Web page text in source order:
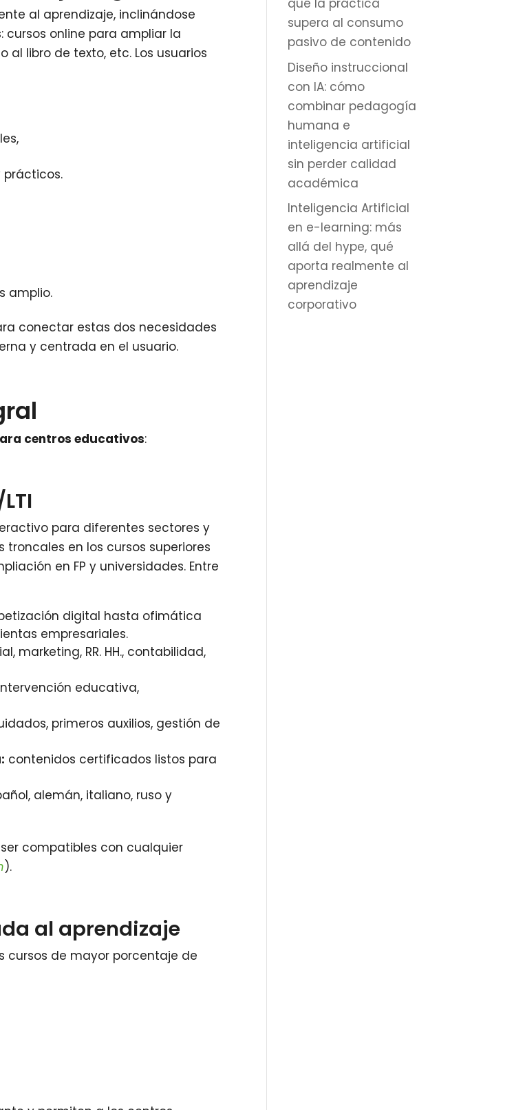
al aprendizaje, inclinándose
online para ampliar la
libro de texto, etc. Los usuarios
amplio.
conectar estas dos necesidades
y centrada en el usuario.
centros educativos:
para diferentes sectores y
en los cursos superiores
en FP y universidades. Entre
digital hasta ofimática
empresariales.
marketing, RR. HH., contabilidad,
educativa,
primeros auxilios, gestión de
contenidos certificados listos para
alemán, italiano, ruso y
ser compatibles con cualquier
).
al aprendizaje
cursos de mayor porcentaje de
qué la práctica
supera al consumo
pasivo de contenido
Diseño instruccional
con IA: cómo
combinar pedagogía
humana e
inteligencia artificial
sin perder calidad
académica
Inteligencia Artificial
en e-learning: más
allá del hype, qué
aporta realmente al
aprendizaje
corporativo